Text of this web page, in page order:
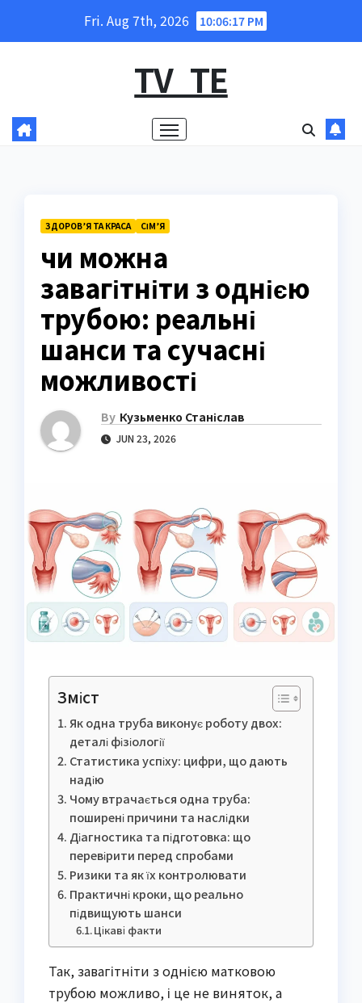
Fri. Aug 7th, 2026 10:06:18 PM
TV_TE
ЗДОРОВ’Я ТА КРАСА СІМ’Я
чи можна
завагітніти з однією
трубою: реальні
шанси та сучасні
можливості
By Кузьменко Станіслав
JUN 23, 2026
Зміст
Як одна труба виконує роботу двох:
деталі фізіології
Статистика успіху: цифри, що дають
надію
Чому втрачається одна труба:
поширені причини та наслідки
Діагностика та підготовка: що
перевірити перед спробами
Ризики та як їх контролювати
Практичні кроки, що реально
підвищують шанси
Цікаві факти
Так, завагітніти з однією матковою
трубою можливо, і це не виняток, а